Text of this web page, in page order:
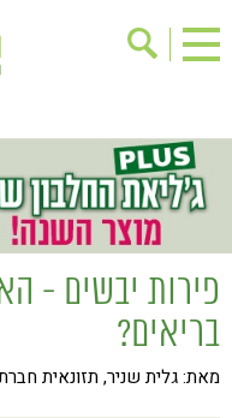
בישול בריא
ריפוי ומניעת מחלות
תוספי תזונה
אירועים
גישות בתזונה
ניקוי רעלים
פירות יבשים -
בריאים?
מאת: גלית שניר, תזונאית